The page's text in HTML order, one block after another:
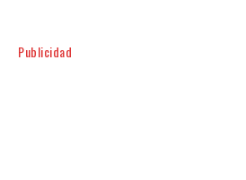
Publicidad